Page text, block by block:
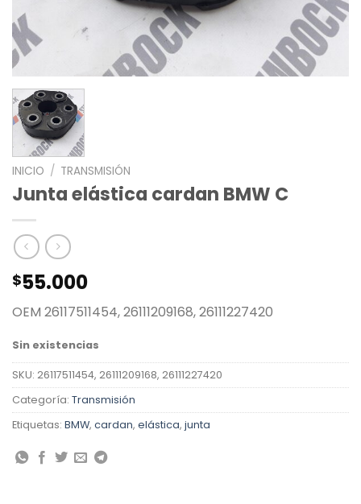
INICIO / TRANSMISIÓN
Junta elástica cardan BMW C
$55.000
OEM 26117511454, 26111209168, 26111227420
Sin existencias
SKU: 26117511454, 26111209168, 26111227420
Categoría: Transmisión
Etiquetas: BMW, cardan, elástica, junta